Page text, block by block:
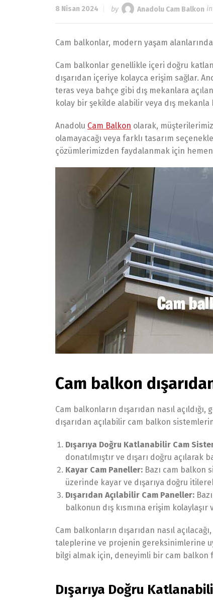
8 Nisan 2024 by Anadolu Cam Balkon in
Cam balkonlar, modern yaşam
Cam balkonlar genellikle içeri doğru
dışarıdan içeriye kolayca erişim sağlar.
teras veya bahçe gibi dış mekanlara
kolay bir şekilde alabilir veya dış mekanla
Anadolu Cam Balkon olarak,
olamayacağı veya farklı tasarım
çözümlerimizden faydalanmak için
Cam balkon
Cam balkonların dışarıdan nasıl
dışarıdan açılabilir cam balkon
Dışarıya Doğru Katlanabilir Cam
donatılmıştır ve dışarı doğru
Kayar Cam Paneller: Bazı cam balkon
üzerinde kayar ve dışarıya doğru
Dışarıdan Açılabilir Cam Paneller:
balkonun dış kısmına erişim
Cam balkonların dışarıdan nasıl
taleplerine ve projenin gereksinimlerine
bilgi almak için, deneyimli bir cam balkon
Dışarıya Doğru